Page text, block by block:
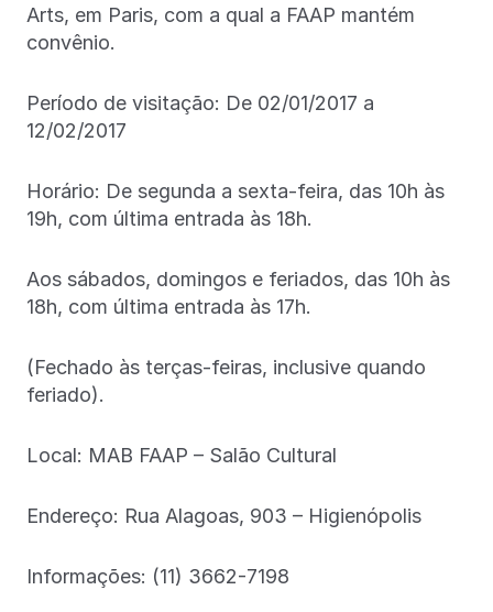
Arts, em Paris, com a qual a FAAP mantém
convênio.
Período de visitação: De 02/01/2017 a
12/02/2017
Horário: De segunda a sexta-feira, das 10h às
19h, com última entrada às 18h.
Aos sábados, domingos e feriados, das 10h às
18h, com última entrada às 17h.
(Fechado às terças-feiras, inclusive quando
feriado).
Local: MAB FAAP – Salão Cultural
Endereço: Rua Alagoas, 903 – Higienópolis
Informações: (11) 3662-7198